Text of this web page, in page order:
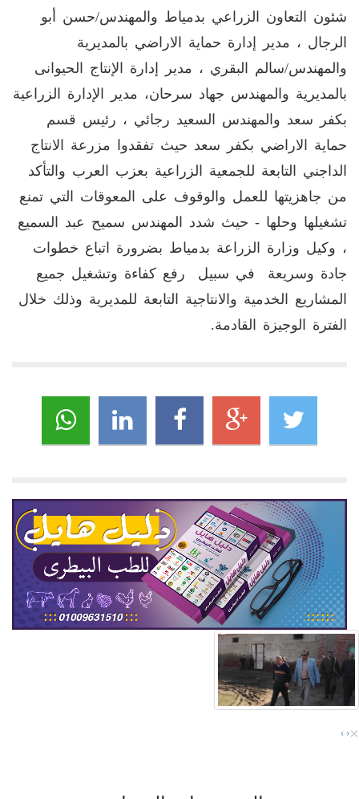
شئون التعاون الزراعي بدمياط والمهندس/حسن أبو
الرجال ، مدير إدارة حماية الاراضي بالمديرية
والمهندس/سالم البقري ، مدير إدارة الإنتاج الحيوانى
بالمديرية والمهندس جهاد سرحان، مدير الإدارة الزراعية
بكفر سعد والمهندس السعيد رجائي ، رئيس قسم
حماية الاراضي بكفر سعد حيث تفقدوا مزرعة الانتاج
الداجني التابعة للجمعية الزراعية بعزب العرب والتأكد
من جاهزيتها للعمل والوقوف على المعوقات التي تمنع
تشغيلها وحلها - حيث شدد المهندس سميح عبد السميع
، وكيل وزارة الزراعة بدمياط بضرورة اتباع خطوات
جادة وسريعة في سبيل رفع كفاءة وتشغيل جميع
المشاريع الخدمية والانتاجية التابعة للمديرية وذلك خلال
الفترة الوجيزة القادمة.
‹
› ×